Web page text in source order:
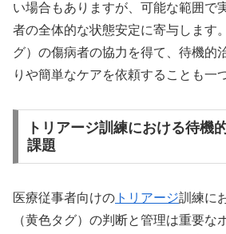
い場合もありますが、可能な範囲で
者の全体的な状態安定に寄与します
グ）の傷病者の協力を得て、待機的
りや簡単なケアを依頼することも一
トリアージ訓練における待機
課題
医療従事者向けの トリアージ訓練に
（黄色タグ）の判断と管理は重要な